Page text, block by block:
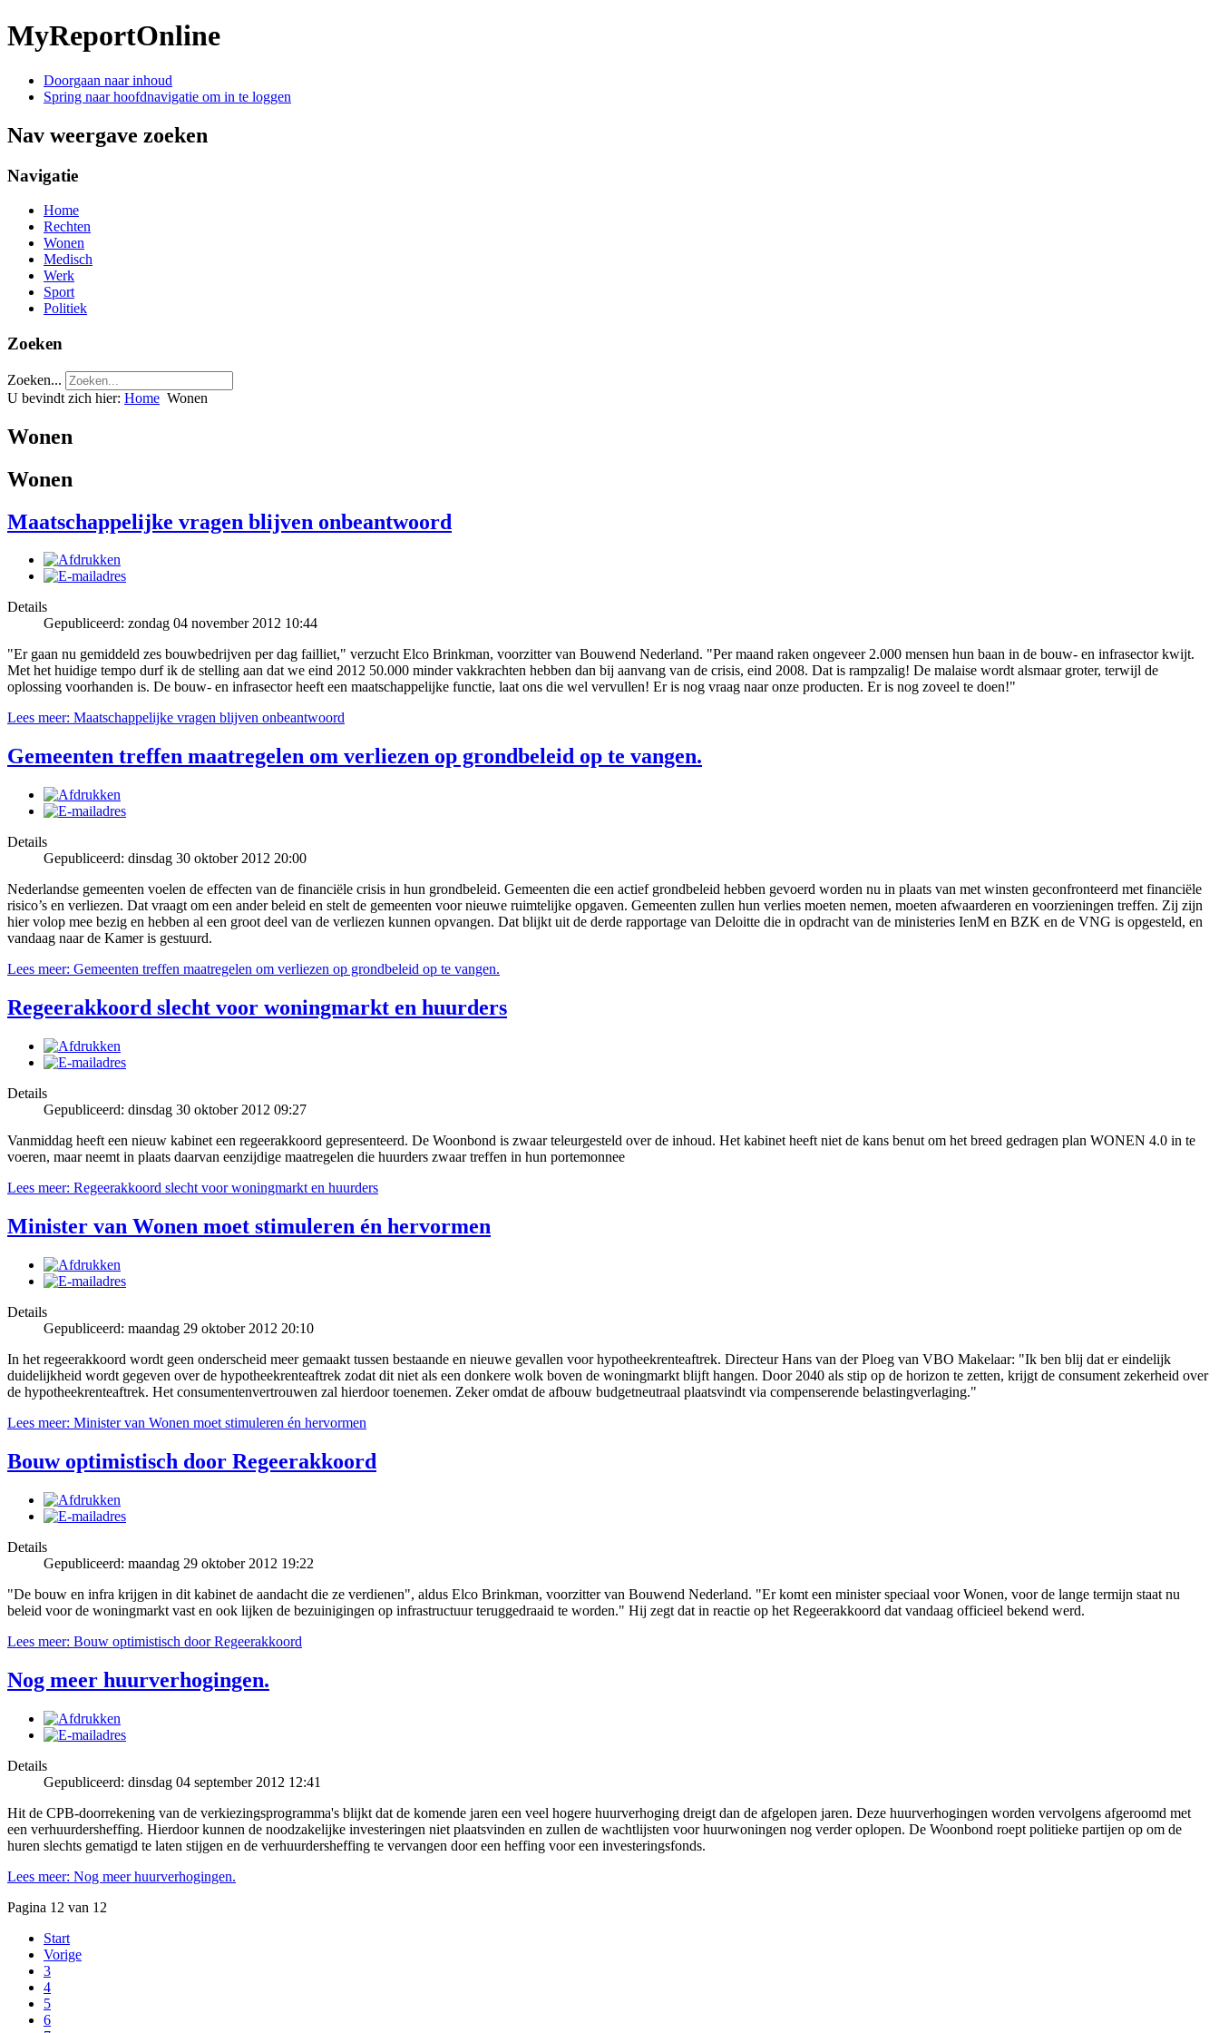
MyReportOnline
Doorgaan naar inhoud
Spring naar hoofdnavigatie om in te loggen
Nav weergave zoeken
Navigatie
Home
Rechten
Wonen
Medisch
Werk
Sport
Politiek
Zoeken
Zoeken...
U bevindt zich hier: Home Wonen
Wonen
Wonen
Maatschappelijke vragen blijven onbeantwoord
Details
Gepubliceerd: zondag 04 november 2012 10:44
"Er gaan nu gemiddeld zes bouwbedrijven per dag failliet," verzucht Elco Brinkman, voorzitter van Bouwend Nederland. "Per maand raken ongeveer 2.000 mensen hun baan in de bouw- en infrasector kwijt.
Met het huidige tempo durf ik de stelling aan dat we eind 2012 50.000 minder vakkrachten hebben dan bij aanvang van de crisis, eind 2008. Dat is rampzalig! De malaise wordt alsmaar groter, terwijl de
oplossing voorhanden is. De bouw- en infrasector heeft een maatschappelijke functie, laat ons die wel vervullen! Er is nog vraag naar onze producten. Er is nog zoveel te doen!"
Lees meer: Maatschappelijke vragen blijven onbeantwoord
Gemeenten treffen maatregelen om verliezen op grondbeleid op te vangen.
Details
Gepubliceerd: dinsdag 30 oktober 2012 20:00
Nederlandse gemeenten voelen de effecten van de financiële crisis in hun grondbeleid. Gemeenten die een actief grondbeleid hebben gevoerd worden nu in plaats van met winsten geconfronteerd met financiële
risico’s en verliezen. Dat vraagt om een ander beleid en stelt de gemeenten voor nieuwe ruimtelijke opgaven. Gemeenten zullen hun verlies moeten nemen, moeten afwaarderen en voorzieningen treffen. Zij zijn
hier volop mee bezig en hebben al een groot deel van de verliezen kunnen opvangen. Dat blijkt uit de derde rapportage van Deloitte die in opdracht van de ministeries IenM en BZK en de VNG is opgesteld, en
vandaag naar de Kamer is gestuurd.
Lees meer: Gemeenten treffen maatregelen om verliezen op grondbeleid op te vangen.
Regeerakkoord slecht voor woningmarkt en huurders
Details
Gepubliceerd: dinsdag 30 oktober 2012 09:27
Vanmiddag heeft een nieuw kabinet een regeerakkoord gepresenteerd. De Woonbond is zwaar teleurgesteld over de inhoud. Het kabinet heeft niet de kans benut om het breed gedragen plan WONEN 4.0 in te
voeren, maar neemt in plaats daarvan eenzijdige maatregelen die huurders zwaar treffen in hun portemonnee
Lees meer: Regeerakkoord slecht voor woningmarkt en huurders
Minister van Wonen moet stimuleren én hervormen
Details
Gepubliceerd: maandag 29 oktober 2012 20:10
In het regeerakkoord wordt geen onderscheid meer gemaakt tussen bestaande en nieuwe gevallen voor hypotheekrenteaftrek. Directeur Hans van der Ploeg van VBO Makelaar: "Ik ben blij dat er eindelijk
duidelijkheid wordt gegeven over de hypotheekrenteaftrek zodat dit niet als een donkere wolk boven de woningmarkt blijft hangen. Door 2040 als stip op de horizon te zetten, krijgt de consument zekerheid over
de hypotheekrenteaftrek. Het consumentenvertrouwen zal hierdoor toenemen. Zeker omdat de afbouw budgetneutraal plaatsvindt via compenserende belastingverlaging."
Lees meer: Minister van Wonen moet stimuleren én hervormen
Bouw optimistisch door Regeerakkoord
Details
Gepubliceerd: maandag 29 oktober 2012 19:22
"De bouw en infra krijgen in dit kabinet de aandacht die ze verdienen", aldus Elco Brinkman, voorzitter van Bouwend Nederland. "Er komt een minister speciaal voor Wonen, voor de lange termijn staat nu
beleid voor de woningmarkt vast en ook lijken de bezuinigingen op infrastructuur teruggedraaid te worden." Hij zegt dat in reactie op het Regeerakkoord dat vandaag officieel bekend werd.
Lees meer: Bouw optimistisch door Regeerakkoord
Nog meer huurverhogingen.
Details
Gepubliceerd: dinsdag 04 september 2012 12:41
Hit de CPB-doorrekening van de verkiezingsprogramma's blijkt dat de komende jaren een veel hogere huurverhoging dreigt dan de afgelopen jaren. Deze huurverhogingen worden vervolgens afgeroomd met
een verhuurdersheffing. Hierdoor kunnen de noodzakelijke investeringen niet plaatsvinden en zullen de wachtlijsten voor huurwoningen nog verder oplopen. De Woonbond roept politieke partijen op om de
huren slechts gematigd te laten stijgen en de verhuurdersheffing te vervangen door een heffing voor een investeringsfonds.
Lees meer: Nog meer huurverhogingen.
Pagina 12 van 12
Start
Vorige
3
4
5
6